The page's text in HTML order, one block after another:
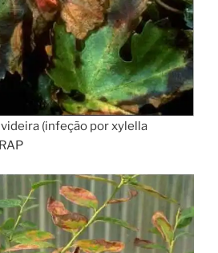
(infeção por xylella